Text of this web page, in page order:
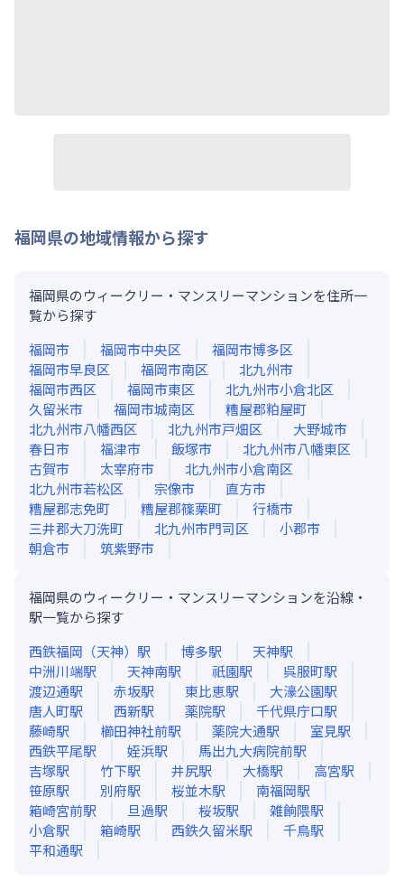
福岡県の地域情報から探す
福岡県のウィークリー・マンスリーマンションを住所一
覧から探す
福岡市
福岡市中央区
福岡市博多区
福岡市早良区
福岡市南区
北九州市
福岡市西区
福岡市東区
北九州市小倉北区
久留米市
福岡市城南区
糟屋郡粕屋町
北九州市八幡西区
北九州市戸畑区
大野城市
春日市
福津市 飯塚市
北九州市八幡東区
古賀市
太宰府市
北九州市小倉南区
北九州市若松区
宗像市
直方市
糟屋郡志免町
糟屋郡篠栗町
行橋市
三井郡大刀洗町
北九州市門司区
小郡市
朝倉市
筑紫野市
福岡県のウィークリー・マンスリーマンションを沿線・
駅一覧から探す
西鉄福岡（天神） 駅 博多駅 天神駅
中洲川端駅 天神南駅 祇園駅 呉服町駅
渡辺通駅 赤坂駅 東比恵駅 大濠公園駅
唐人町駅 西新駅 薬院駅 千代県庁口駅
藤崎駅 櫛田神社前駅 薬院大通駅 室見駅
西鉄平尾駅 姪浜駅 馬出九大病院前駅
吉塚駅 竹下駅 井尻駅 大橋駅 高宮駅
笹原駅 別府駅 桜並木駅 南福岡駅
箱崎宮前駅 旦過駅 桜坂駅 雑餉隈駅
小倉駅 箱崎駅 西鉄久留米駅 千鳥駅
平和通駅